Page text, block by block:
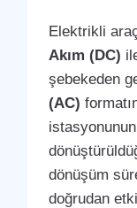
Elektrikli
Akım (DC)
şebekeden
(AC)
dönüşüm
doğrudan